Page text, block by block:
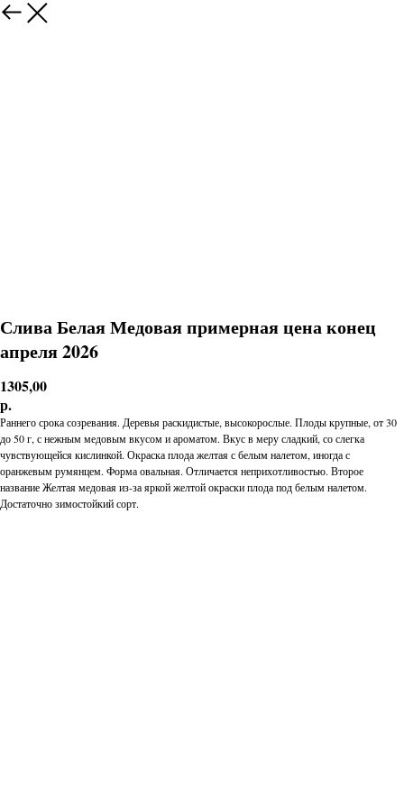
Слива Белая Медовая примерная цена конец
апреля 2026
1305,00
р.
Раннего срока созревания. Деревья раскидистые, высокорослые. Плоды крупные, от 30
до 50 г, с нежным медовым вкусом и ароматом. Вкус в меру сладкий, со слегка
чувствующейся кислинкой. Окраска плода желтая с белым налетом, иногда с
оранжевым румянцем. Форма овальная. Отличается неприхотливостью. Второе
название Желтая медовая из-за яркой желтой окраски плода под белым налетом.
Достаточно зимостойкий сорт.